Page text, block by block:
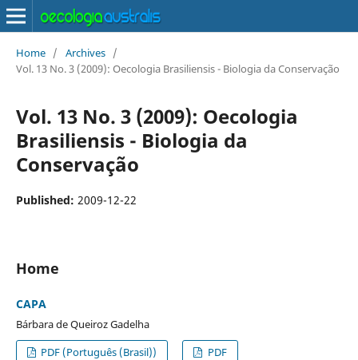
Home / Archives /
Vol. 13 No. 3 (2009): Oecologia Brasiliensis - Biologia da Conservação
Vol. 13 No. 3 (2009): Oecologia
Brasiliensis - Biologia da
Conservação
Published: 2009-12-22
Home
CAPA
Bárbara de Queiroz Gadelha
PDF (Português (Brasil))
PDF